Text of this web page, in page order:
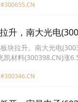
#300655.CN
升，南大光电
块拉升。南大光电
材料(300398.CN)涨
#300346.CN